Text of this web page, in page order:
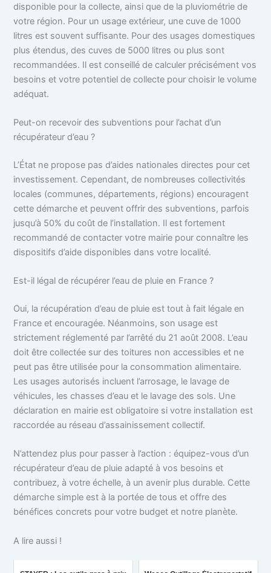
disponible pour la collecte, ainsi que de la pluviométrie de
votre région. Pour un usage extérieur, une cuve de 1000
litres est souvent suffisante. Pour des usages domestiques
plus étendus, des cuves de 5000 litres ou plus sont
recommandées. Il est conseillé de calculer précisément vos
besoins et votre potentiel de collecte pour choisir le volume
adéquat.
Peut-on recevoir des subventions pour l’achat d’un
récupérateur d’eau ?
L’État ne propose pas d’aides nationales directes pour cet
investissement. Cependant, de nombreuses collectivités
locales (communes, départements, régions) encouragent
cette démarche et peuvent offrir des subventions, parfois
jusqu’à 50% du coût de l’installation. Il est fortement
recommandé de contacter votre mairie pour connaître les
dispositifs d’aide disponibles dans votre localité.
Est-il légal de récupérer l’eau de pluie en France ?
Oui, la récupération d’eau de pluie est tout à fait légale en
France et encouragée. Néanmoins, son usage est
strictement réglementé par l’arrêté du 21 août 2008. L’eau
doit être collectée sur des toitures non accessibles et ne
peut pas être utilisée pour la consommation alimentaire.
Les usages autorisés incluent l’arrosage, le lavage de
véhicules, les chasses d’eau et le lavage des sols. Une
déclaration en mairie est obligatoire si votre installation est
raccordée au réseau d’assainissement collectif.
N’attendez plus pour passer à l’action : équipez-vous d’un
récupérateur d’eau de pluie adapté à vos besoins et
contribuez, à votre échelle, à un avenir plus durable. Cette
démarche simple est à la portée de tous et offre des
bénéfices concrets pour votre budget et notre planète.
A lire aussi !